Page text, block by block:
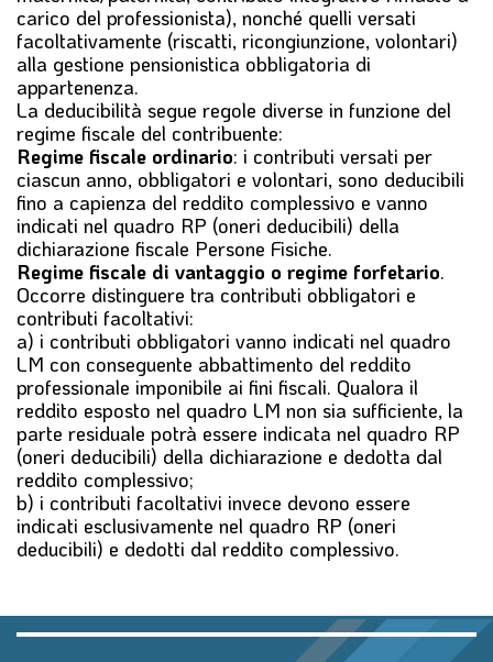
carico del professionista), nonché quelli versati
facoltativamente (riscatti, ricongiunzione, volontari)
alla gestione pensionistica obbligatoria di
appartenenza.
La deducibilità segue regole diverse in funzione del
regime fiscale del contribuente:
Regime fiscale ordinario: i contributi versati per
ciascun anno, obbligatori e volontari, sono deducibili
fino a capienza del reddito complessivo e vanno
indicati nel quadro RP (oneri deducibili) della
dichiarazione fiscale Persone Fisiche.
Regime fiscale di vantaggio o regime forfetario.
Occorre distinguere tra contributi obbligatori e
contributi facoltativi:
a) i contributi obbligatori vanno indicati nel quadro
LM con conseguente abbattimento del reddito
professionale imponibile ai fini fiscali. Qualora il
reddito esposto nel quadro LM non sia sufficiente, la
parte residuale potrà essere indicata nel quadro RP
(oneri deducibili) della dichiarazione e dedotta dal
reddito complessivo;
b) i contributi facoltativi invece devono essere
indicati esclusivamente nel quadro RP (oneri
deducibili) e dedotti dal reddito complessivo.